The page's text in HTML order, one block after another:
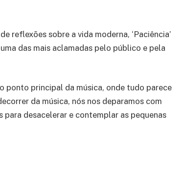
reflexões sobre a vida moderna, ‘Paciência’
das mais aclamadas pelo público e pela
ponto principal da música, onde tudo parece
da música, nós nos deparamos com
para desacelerar e contemplar as pequenas